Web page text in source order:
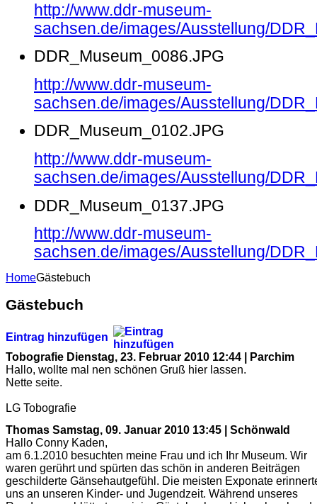
http://www.ddr-museum-
sachsen.de/images/Ausstellung/
DDR_Museum_0086.JPG
http://www.ddr-museum-
sachsen.de/images/Ausstellung/
DDR_Museum_0102.JPG
http://www.ddr-museum-
sachsen.de/images/Ausstellung/
DDR_Museum_0137.JPG
http://www.ddr-museum-
sachsen.de/images/Ausstellung/
HomeGästebuch
Gästebuch
Eintrag hinzufügen
Tobografie Dienstag, 23. Februar 2010 12:44 | Parchim
Hallo, wollte mal nen schönen Gruß hier lassen.
Nette seite.
LG Tobografie
Thomas Samstag, 09. Januar 2010 13:45 | Schönwald
Hallo Conny Kaden,
am 6.1.2010 besuchten meine Frau und ich Ihr Museum. Wir
waren gerührt und spürten das schön in anderen Beiträgen
geschilderte Gänsehautgefühl. Die meisten Exponate
uns an unseren Kinder- und Jugendzeit. Während unseres